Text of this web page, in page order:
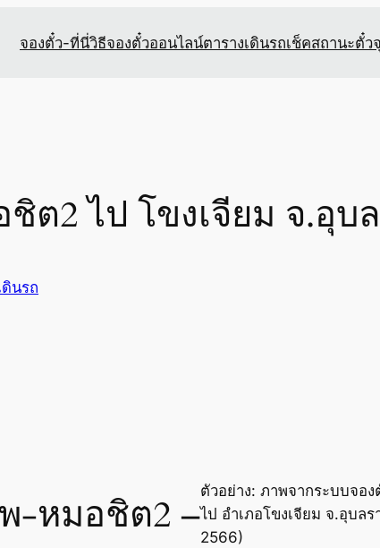
จองตั๋ว-ที่นี่วิธีจองตั๋วออนไลน์ตารางเดินรถเช็คสถานะตั๋ว
ต2 ไป โขงเจียม จ.อุบ
ดินรถ
-หมอชิต2 –ตัวอย่าง: ภาพจากระบบจอง
ไป อำเภอโขงเจียม จ.อุบล
2566)